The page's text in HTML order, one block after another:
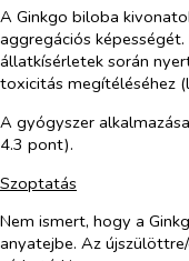
A Ginkgo biloba
aggregációs
állatkísérletek során
toxicitás megítéléséhez
A gyógyszer
4.3 pont).
Szoptatás
Nem ismert, hogy a
anyatejbe. Az